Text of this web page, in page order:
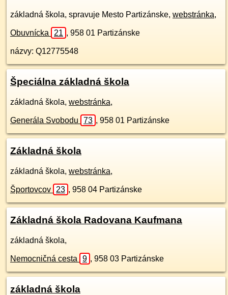
základná škola, spravuje Mesto Partizánske, webstránka,
Obuvnícka 21 , 958 01 Partizánske
názvy: Q12775548
Špeciálna základná škola
základná škola, webstránka,
Generála Svobodu 73 , 958 01 Partizánske
Základná škola
základná škola, webstránka,
Športovcov 23 , 958 04 Partizánske
Základná škola Radovana Kaufmana
základná škola,
Nemocničná cesta 9 , 958 03 Partizánske
základná škola